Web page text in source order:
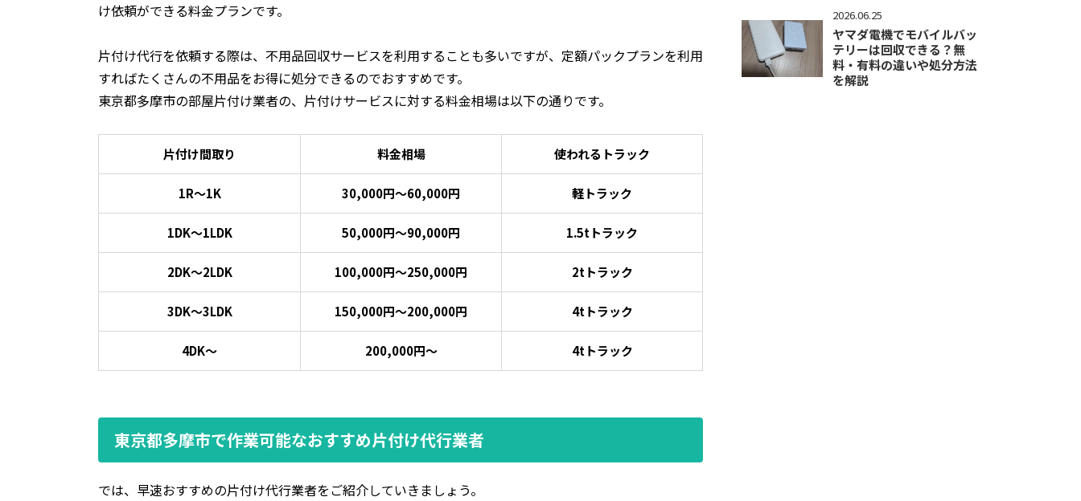
け依頼ができる料金プランです。
片付け代行を依頼する際は、不用品回収サービスを利用することも多いですが、定額パックプランを利用
すればたくさんの不用品をお得に処分できるのでおすすめです。
東京都多摩市の部屋片付け業者の、片付けサービスに対する料金相場は以下の通りです。
片付け間取り 料金相場 使われるトラック
1R～1K 30,000円～60,000円 軽トラック
1DK～1LDK 50,000円～90,000円 1.5tトラック
2DK～2LDK 100,000円～250,000円 2tトラック
3DK～3LDK 150,000円～200,000円 4tトラック
4DK～ 200,000円～ 4tトラック
東京都多摩市で作業可能なおすすめ片付け代行業者
では、早速おすすめの片付け代行業者をご紹介していきましょう。
2026.06.25
ヤマダ電機でモバイルバッ
テリーは回収できる？無
料・有料の違いや処分方法
を解説